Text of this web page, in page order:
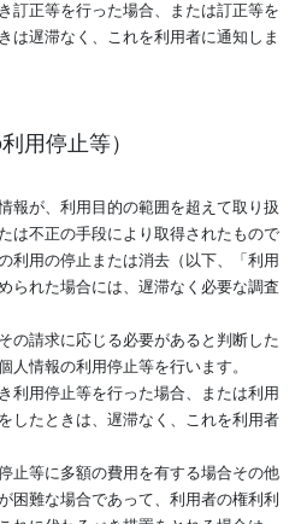
訂正等を行った場合、または訂正等を
は遅滞なく、これを利用者に通知しま
用停止等）
報が、利用目的の範囲を超えて取り扱
は不正の手段により取得されたもので
利用の停止または消去（以下、「利用
られた場合には、遅滞なく必要な調査
の請求に応じる必要があると判断した
人情報の利用停止等を行います。
利用停止等を行った場合、または利用
したときは、遅滞なく、これを利用者
止等に多額の費用を有する場合その他
困難な場合であって、利用者の権利利